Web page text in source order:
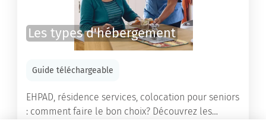
Les types d'hébergement
Guide téléchargeable
EHPAD, résidence services, colocation pour seniors
: comment faire le bon choix? Découvrez les